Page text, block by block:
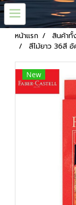
หน้าแรก สินค้าทั้
สีไม้ยาว 36สี อั
New